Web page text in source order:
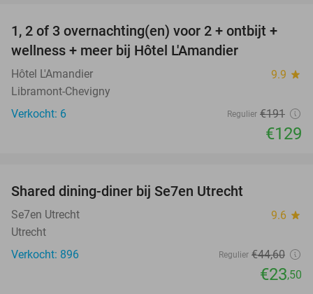
32%
TODAY
1, 2 of 3 overnachting(en) voor 2 + ontbijt +
wellness + meer bij Hôtel L'Amandier
Hôtel L'Amandier 9.9 star
Libramont-Chevigny
Verkocht: 6
Regulier €191
€129
Shared dining-diner bij Se7en Utrecht
Se7en Utrecht 9.6 star
Utrecht
Verkocht: 896
Regulier €44,60
€23,50